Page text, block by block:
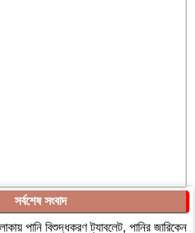
সর্বশেষ সংবাদ
পানি বিশুদ্ধকরণ ট্যাবলেট, পানির জারিকেন